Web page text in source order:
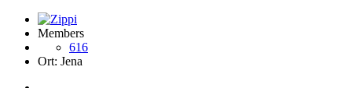
Members
616
Ort: Jena